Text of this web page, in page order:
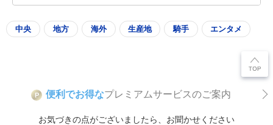
中央 地方 海外 生産地 騎手 エンタメ
P 便利でお得なプレミアムサービスのご案内
お気づきの点がございましたら、お聞かせください